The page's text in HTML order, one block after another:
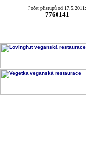
Počet přístupů od 17.5.2011:
7760141